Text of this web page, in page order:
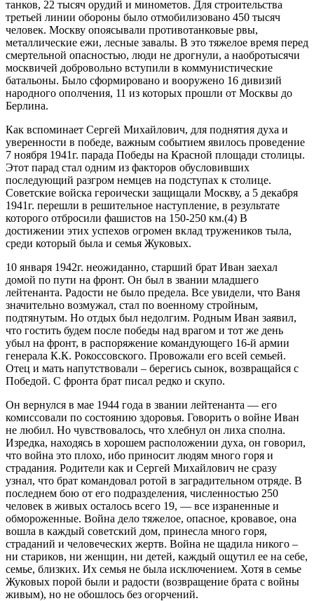
танков, 22 тысяч орудий и минометов. Для строительства
третьей линии обороны было отмобилизовано 450 тысяч
человек. Москву опоясывали противотанковые рвы,
металлические ежи, лесные завалы. В это тяжелое время перед
смертельной опасностью, люди не дрогнули, а наобротысячи
москвичей добровольно вступили в коммунистические
батальоны. Было сформировано и вооружено 16 дивизий
народного ополчения, 11 из которых прошли от Москвы до
Берлина.
Как вспоминает Сергей Михайлович, для поднятия духа и
уверенности в победе, важным событием явилось проведение
7 ноября 1941г. парада Победы на Красной площади столицы.
Этот парад стал одним из факторов обусловивших
последующий разгром немцев на подступах к столице.
Советские войска героически защищали Москву, а 5 декабря
1941г. перешли в решительное наступление, в результате
которого отбросили фашистов на 150-250 км.(4) В
достижении этих успехов огромен вклад тружеников тыла,
среди который была и семья Жуковых.
10 января 1942г. неожиданно, старший брат Иван заехал
домой по пути на фронт. Он был в звании младшего
лейтенанта. Радости не было предела. Все увидели, что Ваня
значительно возмужал, стал по военному стройным,
подтянутым. Но отдых был недолгим. Родным Иван заявил,
что гостить будем после победы над врагом и тот же день
убыл на фронт, в распоряжение командующего 16-й армии
генерала К.К. Рокоссовского. Провожали его всей семьей.
Отец и мать напутствовали – берегись сынок, возвращайся с
Победой. С фронта брат писал редко и скупо.
Он вернулся в мае 1944 года в звании лейтенанта — его
комиссовали по состоянию здоровья. Говорить о войне Иван
не любил. Но чувствовалось, что хлебнул он лиха сполна.
Изредка, находясь в хорошем расположении духа, он говорил,
что война это плохо, ибо приносит людям много горя и
страдания. Родители как и Сергей Михайлович не сразу
узнал, что брат командовал ротой в заградительном отряде. В
последнем бою от его подразделения, численностью 250
человек в живых осталось всего 19, — все израненные и
обмороженные. Война дело тяжелое, опасное, кровавое, она
вошла в каждый советский дом, принесла много горя,
страданий и человеческих жертв. Война не щадила никого –
ни стариков, ни женщин, ни детей, каждый ощутил ее на себе,
семье, близких. Их семья не была исключением. Хотя в семье
Жуковых порой были и радости (возвращение брата с войны
живым), но не обошлось без огорчений.